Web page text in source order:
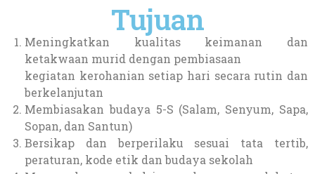
Tujuan
Meningkatkan kualitas keimanan dan
ketakwaan murid dengan pembiasaan
kegiatan kerohanian setiap hari secara rutin dan
berkelanjutan
Membiasakan budaya 5-S (Salam, Senyum, Sapa,
Sopan, dan Santun)
Bersikap dan berperilaku sesuai tata tertib,
peraturan, kode etik dan budaya sekolah